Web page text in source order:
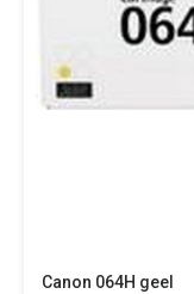
Canon 064H geel